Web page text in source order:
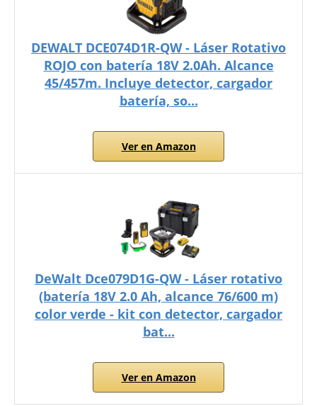
DEWALT DCE074D1R-QW - Láser Rotativo
ROJO con batería 18V 2.0Ah. Alcance
45/457m. Incluye detector, cargador
batería, so...
Ver en Amazon
DeWalt Dce079D1G-QW - Láser rotativo
(batería 18V 2.0 Ah, alcance 76/600 m)
color verde - kit con detector, cargador
bat...
Ver en Amazon